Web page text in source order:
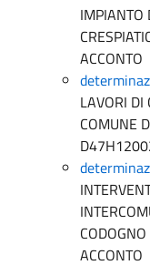
IMPIANTO
ACCONTO
LAVORI DI
COMUNE
ACCONTO